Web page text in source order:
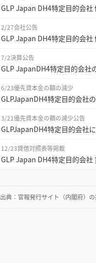
GLP Japan DH4特定目的会社
2/27会社公告
GLP Japan DH4特定目的会社
7/2決算公告
GLP JapanDH4特定目的会社
6/23優先資本金の額の減少
GLPJapanDH4特定目的会社
3/21優先資本金の額の減少公告
GLPJapanDH4特定目的会社
12/23貸借対照表等掲載
GLP Japan DH4特定目的会
出典： 官報発行サイト（内閣府）